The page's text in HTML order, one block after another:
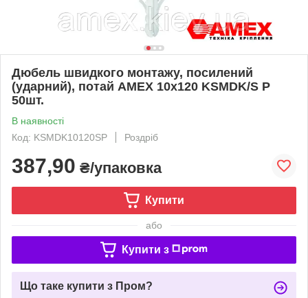
Дюбель швидкого монтажу, посилений
(ударний), потай AMEX 10х120 KSMDK/S P
50шт.
В наявності
Код: KSMDK10120SP
Роздріб
387,90 ₴/упаковка
Купити
або
Купити з
Що таке купити з Пром?